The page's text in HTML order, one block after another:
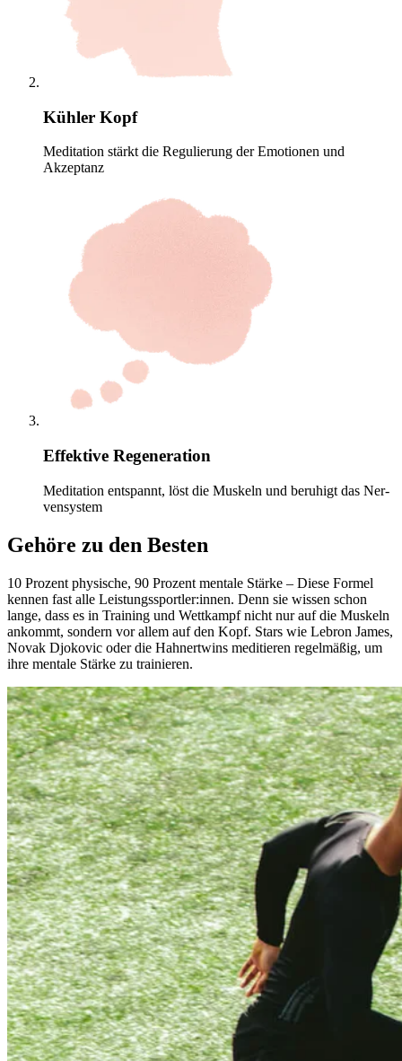
Kühler Kopf
Meditation stärkt die Regulierung der Emotionen und
Akzeptanz
Effektive Regeneration
Medi­ta­tion entspannt, löst die Mus­keln und beruhigt das Ner­
ven­sys­tem
Gehöre zu den Besten
10 Pro­zent phy­si­sche, 90 Pro­zent men­tale Stärke – Diese Formel
kennen fast alle Leis­tungs­sport­ler:innen. Denn sie wissen schon
lange, dass es in Trai­ning und Wett­kampf nicht nur auf die Mus­keln
ankommt, son­dern vor allem auf den Kopf. Stars wie Lebron James,
Novak Djo­ko­vic oder die Hah­nert­wins medi­tie­ren regel­mä­ßig, um
ihre men­tale Stärke zu trai­nie­ren.